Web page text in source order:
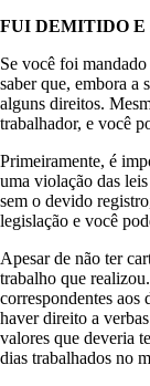
FUI DEMITIDO E
Se você foi
saber que, embora a
alguns direitos.
trabalhador, e você
Primeiramente, é
uma violação das
sem o devido
legislação e você
Apesar de não ter
trabalho que
correspondentes aos
haver direito a
valores que deveria
dias trabalhados no